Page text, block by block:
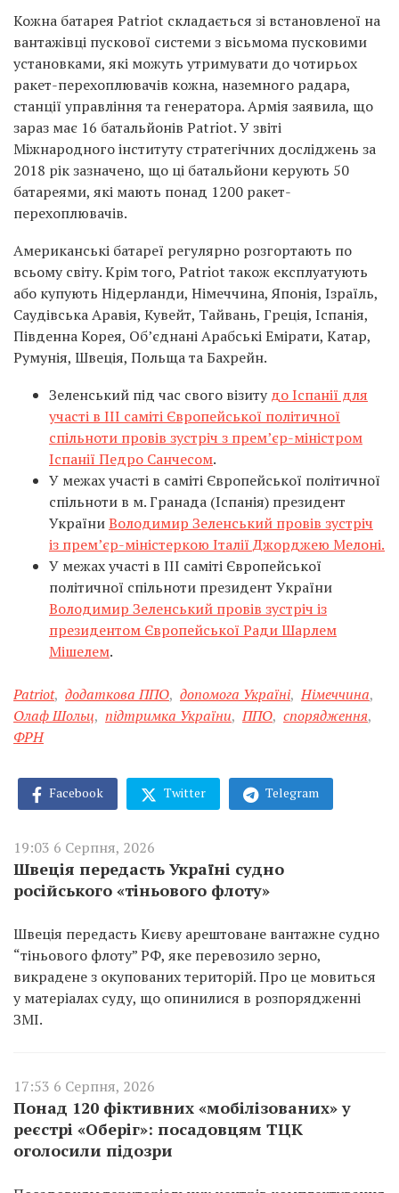
Кожна батарея Patriot складається зі встановленої на
вантажівці пускової системи з вісьмома пусковими
установками, які можуть утримувати до чотирьох
ракет-перехоплювачів кожна, наземного радара,
станції управління та генератора. Армія заявила, що
зараз має 16 батальйонів Patriot. У звіті
Міжнародного інституту стратегічних досліджень за
2018 рік зазначено, що ці батальйони керують 50
батареями, які мають понад 1200 ракет-
перехоплювачів.
Американські батареї регулярно розгортають по
всьому світу. Крім того, Patriot також експлуатують
або купують Нідерланди, Німеччина, Японія, Ізраїль,
Саудівська Аравія, Кувейт, Тайвань, Греція, Іспанія,
Південна Корея, Об’єднані Арабські Емірати, Катар,
Румунія, Швеція, Польща та Бахрейн.
Зеленський під час свого візитудо Іспанії для
участі в ІІІ саміті Європейської політичної
спільноти провів зустріч з прем’єр-міністром
Іспанії Педро Санчесом.
У межах участі в саміті Європейської політичної
спільноти в м. Гранада (Іспанія) президент
УкраїниВолодимир Зеленський провів зустріч
із прем’єр-міністеркою Італії Джорджею Мелоні.
У межах участі в ІІІ саміті Європейської
політичної спільноти президент України
Володимир Зеленський провів зустріч із
президентом Європейської Ради Шарлем
Мішелем.
Patriot, додаткова ППО, допомога Україні, Німеччина,
Олаф Шольц, підтримка України, ППО, спорядження,
ФРН
Facebook Twitter Telegram
19:03 6 Серпня, 2026
Швеція передасть Україні судно
російського «тіньового флоту»
Швеція передасть Києву арештоване вантажне судно
“тіньового флоту” РФ, яке перевозило зерно,
викрадене з окупованих територій. Про це мовиться
у матеріалах суду, що опинилися в розпорядженні
ЗМІ.
17:53 6 Серпня, 2026
Понад 120 фіктивних «мобілізованих» у
реєстрі «Оберіг»: посадовцям ТЦК
оголосили підозри